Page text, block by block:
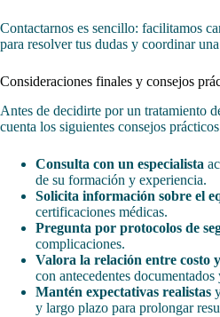
Contactarnos es sencillo: facilitamos
para resolver tus dudas y coordinar
Consideraciones finales y consejos
Antes de decidirte por un tratamiento
cuenta los siguientes consejos
Consulta con un especialista
de su formación y experiencia.
Solicita información sobre el
certificaciones médicas.
Pregunta por protocolos de
complicaciones.
Valora la relación entre costo
con antecedentes documentados
Mantén expectativas realistas
y largo plazo para prolongar